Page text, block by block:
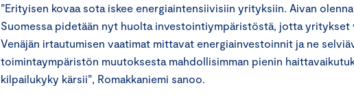
”Erityisen kovaa sota iskee energiaintensiivisiin yrityksiin. Aivan
Suomessa pidetään nyt huolta investointiympäristöstä, jotta yritykset
Venäjän irtautumisen vaatimat mittavat energiainvestoinnit ja ne
toimintaympäristön muutoksesta mahdollisimman pienin
kilpailukyky kärsii”, Romakkaniemi sanoo.